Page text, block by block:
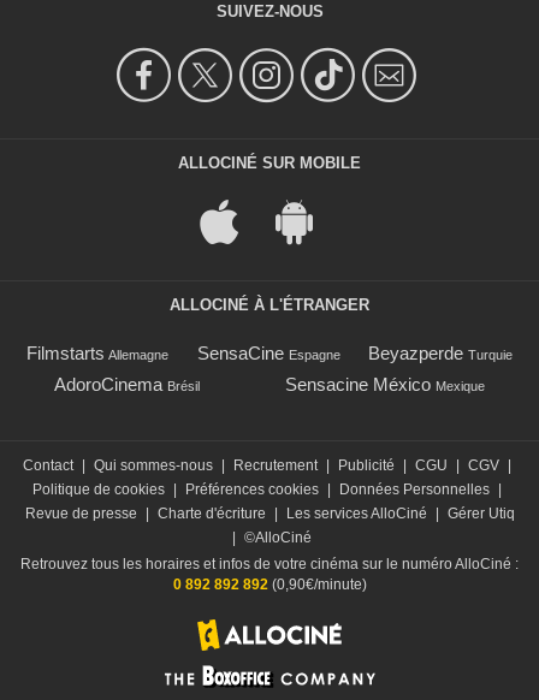
SUIVEZ-NOUS
ALLOCINÉ SUR MOBILE
ALLOCINÉ À L'ÉTRANGER
Filmstarts Allemagne SensaCine Espagne Beyazperde Turquie
AdoroCinema Brésil Sensacine México Mexique
Contact | Qui sommes-nous | Recrutement | Publicité | CGU | CGV |
Politique de cookies | Préférences cookies | Données Personnelles |
Revue de presse
| Charte d'écriture | Les services AlloCiné | Gérer Utiq
| ©AlloCiné
Retrouvez tous les horaires et infos de votre cinéma sur le numéro AlloCiné :
0 892 892 892 (0,90€/minute)